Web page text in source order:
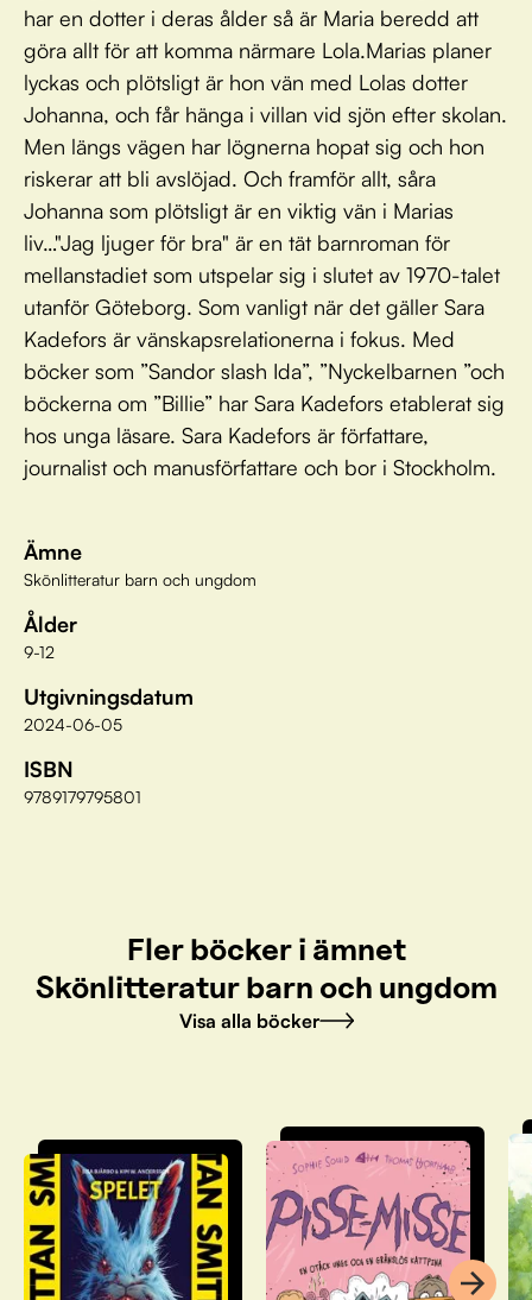
har en dotter i deras ålder så är Maria beredd att
göra allt för att komma närmare Lola.Marias planer
lyckas och plötsligt är hon vän med Lolas dotter
Johanna, och får hänga i villan vid sjön efter skolan.
Men längs vägen har lögnerna hopat sig och hon
riskerar att bli avslöjad. Och framför allt, såra
Johanna som plötsligt är en viktig vän i Marias
liv…"Jag ljuger för bra" är en tät barnroman för
mellanstadiet som utspelar sig i slutet av 1970-talet
utanför Göteborg. Som vanligt när det gäller Sara
Kadefors är vänskapsrelationerna i fokus. Med
böcker som ”Sandor slash Ida”, ”Nyckelbarnen ”och
böckerna om ”Billie” har Sara Kadefors etablerat sig
hos unga läsare. Sara Kadefors är författare,
journalist och manusförfattare och bor i Stockholm.
Ämne
Skönlitteratur barn och ungdom
Ålder
9-12
Utgivningsdatum
2024-06-05
ISBN
9789179795801
Fler böcker i ämnet
Skönlitteratur barn och ungdom
Visa alla böcker